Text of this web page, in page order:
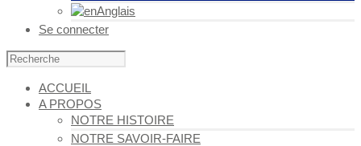
Anglais
Se connecter
ACCUEIL
A PROPOS
NOTRE HISTOIRE
NOTRE SAVOIR-FAIRE